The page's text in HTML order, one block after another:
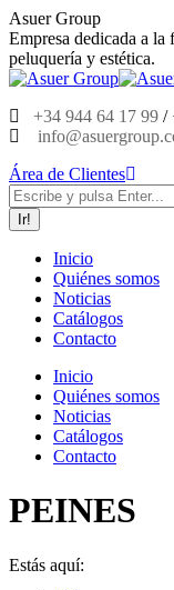
Saltar
al
contenido
Asuer Group
Empresa dedicada a
peluquería y estética.
+34 944 64 17 99 /
Área de Clientes
Buscar:
Inicio
Quiénes somos
Noticias
Catálogos
Contacto
Inicio
Quiénes somos
Noticias
Catálogos
Contacto
PEINES
Estás aquí: